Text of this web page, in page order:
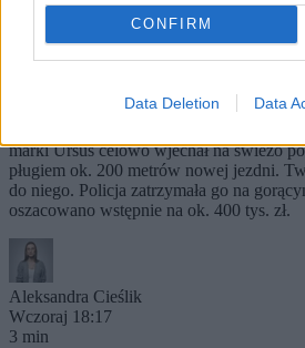
CONFIRM
Data Deletion Data
Rolnik zaorał nowy asfalt w
marki Ursus celowo wjechał na świeżo
pługiem ok. 200 metrów nowej jezdni.
do niego. Policja zatrzymała go na
oszacowano wstępnie na ok. 400 tys. zł.
Aleksandra Cieślik
Wczoraj 18:17
3 min